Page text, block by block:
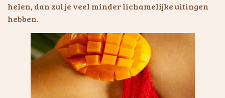
helen, dan zul je veel minder lichamelijke uitingen
hebben.